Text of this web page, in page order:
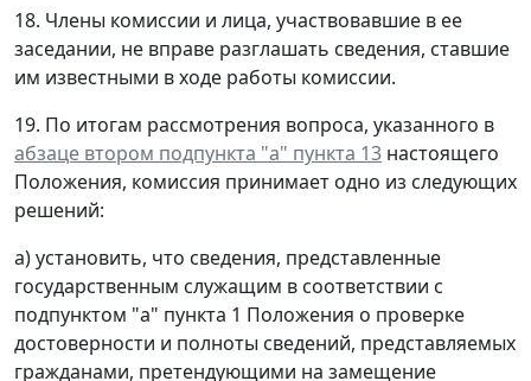
18. Члены комиссии и лица, участвовавшие в ее
заседании, не вправе разглашать сведения, ставшие
им известными в ходе работы комиссии.
19. По итогам рассмотрения вопроса, указанного в
абзаце втором подпункта "а" пункта 13 настоящего
Положения, комиссия принимает одно из следующих
решений:
а) установить, что сведения, представленные
государственным служащим в соответствии с
подпунктом "а" пункта 1 Положения о проверке
достоверности и полноты сведений, представляемых
гражданами, претендующими на замещение